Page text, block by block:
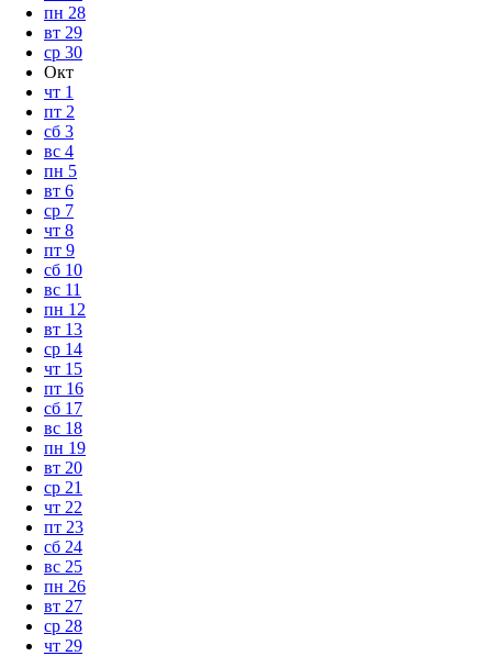
пн 28
вт 29
ср 30
Окт
чт 1
пт 2
сб 3
вс 4
пн 5
вт 6
ср 7
чт 8
пт 9
сб 10
вс 11
пн 12
вт 13
ср 14
чт 15
пт 16
сб 17
вс 18
пн 19
вт 20
ср 21
чт 22
пт 23
сб 24
вс 25
пн 26
вт 27
ср 28
чт 29